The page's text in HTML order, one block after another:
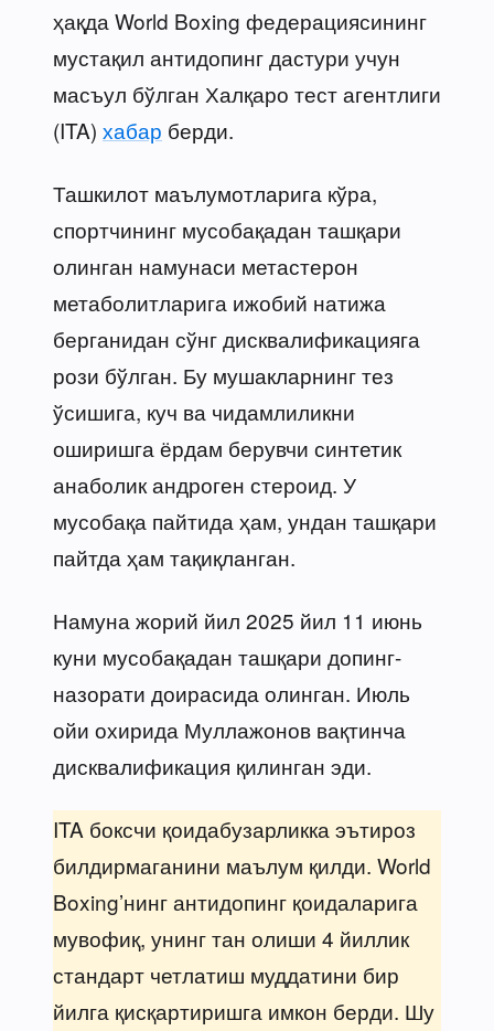
ҳақда World Boxing федерациясининг
мустақил антидопинг дастури учун
масъул бўлган Халқаро тест агентлиги
(ITA) хабар берди.
Ташкилот маълумотларига кўра,
спортчининг мусобақадан ташқари
олинган намунаси метастерон
метаболитларига ижобий натижа
берганидан сўнг дисквалификацияга
рози бўлган. Бу мушакларнинг тез
ўсишига, куч ва чидамлиликни
оширишга ёрдам берувчи синтетик
анаболик андроген стероид. У
мусобақа пайтида ҳам, ундан ташқари
пайтда ҳам тақиқланган.
Намуна жорий йил 2025 йил 11 июнь
куни мусобақадан ташқари допинг-
назорати доирасида олинган. Июль
ойи охирида Муллажонов вақтинча
дисквалификация қилинган эди.
ITA боксчи қоидабузарликка эътироз
билдирмаганини маълум қилди. World
Boxing’нинг антидопинг қоидаларига
мувофиқ, унинг тан олиши 4 йиллик
стандарт четлатиш муддатини бир
йилга қисқартиришга имкон берди. Шу